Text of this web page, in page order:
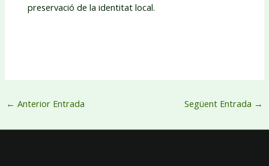
preservació de la identitat local.
← Anterior Entrada Següent Entrada →